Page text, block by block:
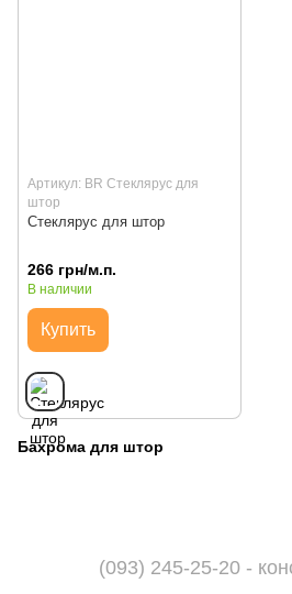
Бахрома для штор
Артикул: BR Стеклярус для
штор
Стеклярус для штор
266 грн/м.п.
В наличии
Купить
(093) 245-25-20 -